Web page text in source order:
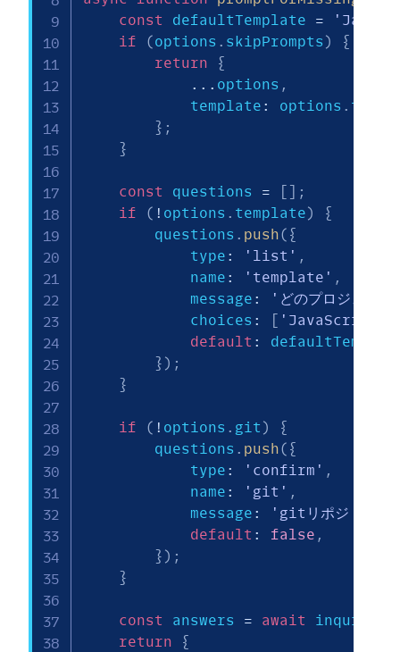
const defaultTemplate =
if
(options . skipPrompts )
{
return
{
... options ,
            template
: options .
} ;
}
const questions =
;
if
( ! options . template)
{
        questions
. push( {
            type
: 'list' ,
            name
: 'template' ,
            message
:
'どのプロジェクト
            choices
: 'JavaScript'
default :
} ) ;
}
if ( ! options . git )
{
        questions
. push( {
            type
: 'confirm' ,
            name
: 'git' ,
            message
:
'gitリポジトリを
default : false ,
} ) ;
}
const answers = await inquirer
return
{